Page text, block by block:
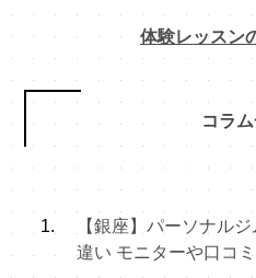
体験レッスン
コラ
【銀座】パーソナル
違い モニターや口コ